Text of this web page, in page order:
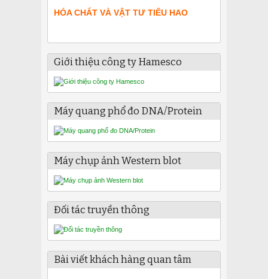
HÓA CHẤT VÀ VẬT TƯ TIÊU HAO
Giới thiệu công ty Hamesco
Máy quang phổ đo DNA/Protein
Máy chụp ảnh Western blot
Đối tác truyền thông
Bài viết khách hàng quan tâm